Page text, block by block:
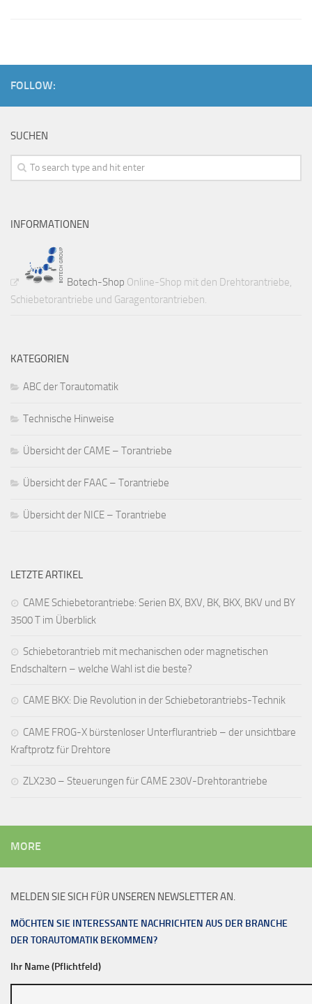
FOLLOW:
SUCHEN
INFORMATIONEN
Botech-Shop Online-Shop mit den Drehtorantriebe,
Schiebetorantriebe und Garagentorantrieben.
KATEGORIEN
ABC der Torautomatik
Technische Hinweise
Übersicht der CAME – Torantriebe
Übersicht der FAAC – Torantriebe
Übersicht der NICE – Torantriebe
LETZTE ARTIKEL
CAME Schiebetorantriebe: Serien BX, BXV, BK, BKX, BKV und BY
3500 T im Überblick
Schiebetorantrieb mit mechanischen oder magnetischen
Endschaltern – welche Wahl ist die beste?
CAME BKX: Die Revolution in der Schiebetorantriebs-Technik
CAME FROG-X bürstenloser Unterflurantrieb – der unsichtbare
Kraftprotz für Drehtore
ZLX230 – Steuerungen für CAME 230V-Drehtorantriebe
MORE
MELDEN SIE SICH FÜR UNSEREN NEWSLETTER AN.
MÖCHTEN SIE INTERESSANTE NACHRICHTEN AUS DER BRANCHE
DER TORAUTOMATIK BEKOMMEN?
Ihr Name (Pflichtfeld)